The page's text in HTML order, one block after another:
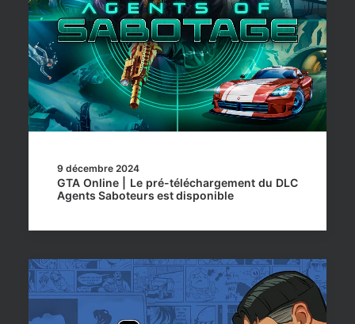
9 décembre 2024
GTA Online | Le pré-téléchargement du DLC
Agents Saboteurs est disponible